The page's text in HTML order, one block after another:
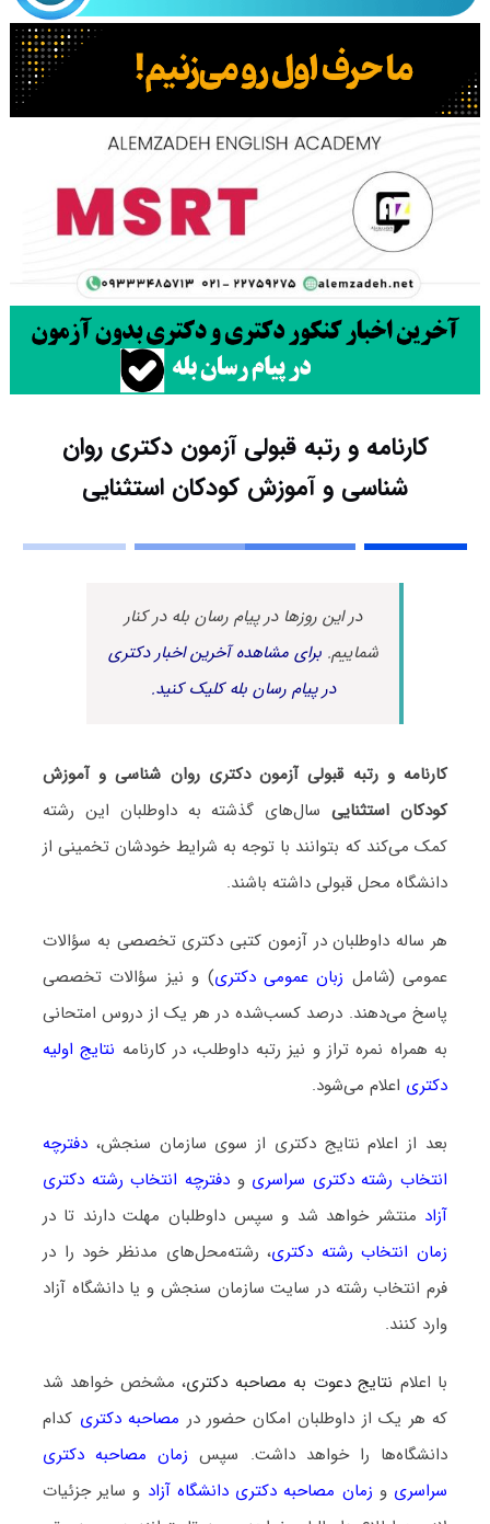
کارنامه و رتبه قبولی آزمون دکتری روان
شناسی و آموزش کودکان استثنایی
در این روزها در پیام رسان بله در کنار
شماییم.برای مشاهده آخرین اخبار دکتری
در پیام رسان بله کلیک کنید.
کارنامه و رتبه قبولی آزمون دکتری روان شناسی و آموزش
کودکان استثناییسال‌های گذشته به داوطلبان این رشته
کمک می‌کند که بتوانند با توجه به شرایط خودشان تخمینی از
دانشگاه محل قبولی داشته باشند.
هر ساله داوطلبان در آزمون کتبی دکتری تخصصی به سؤالات
عمومی (شامل زبان عمومی دکتری) و نیز سؤالات تخصصی
پاسخ می‌دهند. درصد کسب‌شده در هر یک از دروس امتحانی
به همراه نمره تراز و نیز رتبه داوطلب، در کارنامه نتایج اولیه
دکتری اعلام می‌شود.
بعد از اعلام نتایج دکتری از سوی سازمان سنجش،دفترچه
انتخاب رشته دکتری سراسری ودفترچه انتخاب رشته دکتری
آزاد منتشر خواهد شد و سپس داوطلبان مهلت دارند تا در
زمان انتخاب رشته دکتری، رشته‌محل‌های مدنظر خود را در
فرم انتخاب رشته در سایت سازمان سنجش و یا دانشگاه آزاد
وارد کنند.
با اعلام نتایج دعوت به مصاحبه دکتری، مشخص خواهد شد
که هر یک از داوطلبان امکان حضور در مصاحبه دکتری کدام
دانشگاه‌ها را خواهد داشت. سپس زمان مصاحبه دکتری
سراسری و زمان مصاحبه دکتری دانشگاه آزاد و سایر جزئیات